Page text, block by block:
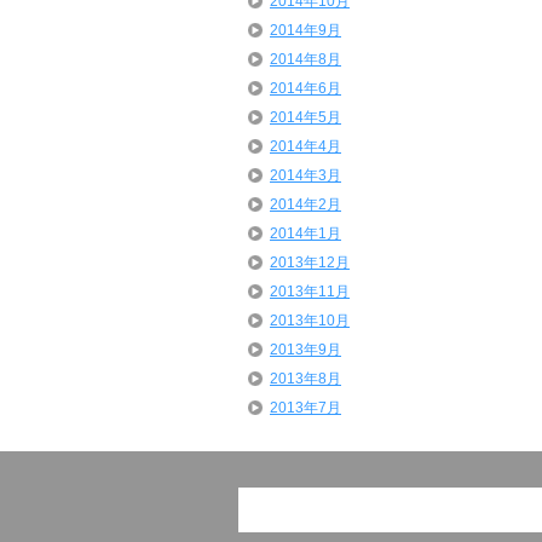
2014年9月
2014年8月
2014年6月
2014年5月
2014年4月
2014年3月
2014年2月
2014年1月
2013年12月
2013年11月
2013年10月
2013年9月
2013年8月
2013年7月